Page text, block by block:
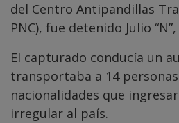
del Centro Antipandillas
PNC), fue detenido Julio
El capturado conducía un
transportaba a 14
nacionalidades que
irregular al país.